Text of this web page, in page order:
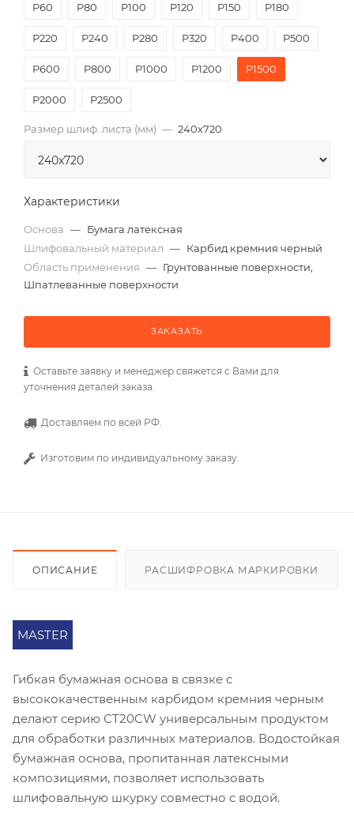
P60
P80 P100 P120 P150 P180
P220 P240 P280 P320 P400 P500
P600 P800 P1000 P1200 P1500
P2000 Р2500
Размер шлиф. листа (мм) — 240х720
Характеристики
Основа — Бумага латексная
Шлифовальный материал — Карбид кремния черный
Область применения — Грунтованные поверхности,
Шпатлеванные поверхности
ЗАКАЗАТЬ
Оставьте заявку и менеджер свяжется с Вами для
уточнения деталей заказа.
Доставляем по всей РФ.
Изготовим по индивидуальному заказу.
ОПИСАНИЕ РАСШИФРОВКА МАРКИРОВКИ
MASTER
Гибкая бумажная основа в связке с
высококачественным карбидом кремния черным
делают серию СT20CW универсальным продуктом
для обработки различных материалов. Водостойкая
бумажная основа, пропитанная латексными
композициями, позволяет использовать
шлифовальную шкурку совместно с водой.